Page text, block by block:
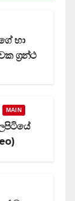
හා
ග්‍රන්ථ
MAIN